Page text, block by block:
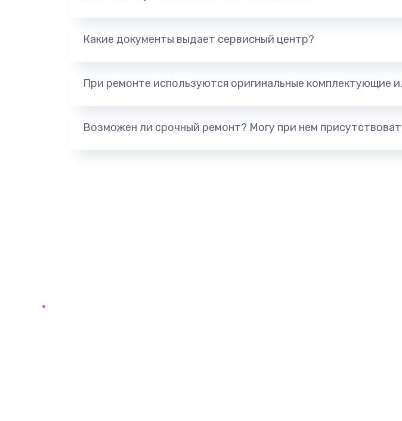
Какие документы выдает сервисный центр?
При ремонте используются оригинальные комплектующие
Возможен ли срочный ремонт? Могу при нем